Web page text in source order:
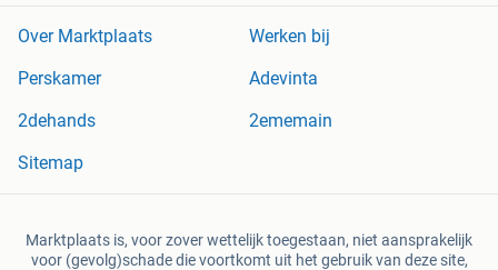
Over Marktplaats
Werken bij
Perskamer
Adevinta
2dehands
2ememain
Sitemap
Marktplaats is, voor zover wettelijk toegestaan, niet aansprakelijk
voor (gevolg)schade die voortkomt uit het gebruik van deze site,